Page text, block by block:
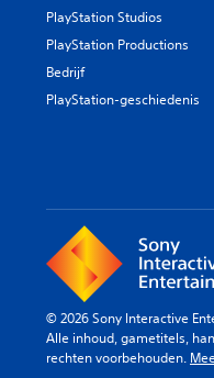
PlayStation Studios
PlayStation Productions
Bedrijf
PlayStation-geschiedenis
© 2026 Sony Interactive
Alle inhoud, gametitels,
rechten voorbehouden.